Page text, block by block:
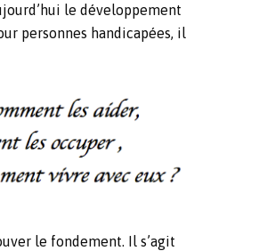
le développement
personnes handicapées, il
le fondement. Il s’agit